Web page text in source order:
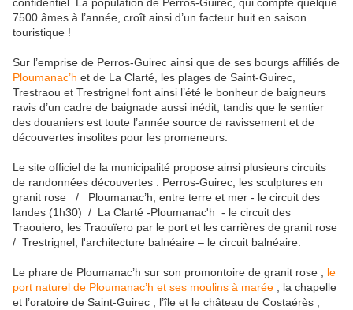
7500 âmes à l’année, croît ainsi d’un facteur huit en saison
touristique !
Sur l’emprise de Perros-Guirec ainsi que de ses bourgs affiliés de
Ploumanac’h et de La Clarté, les plages de Saint-Guirec,
Trestraou et Trestrignel font ainsi l’été le bonheur de baigneurs
ravis d’un cadre de baignade aussi inédit, tandis que le sentier
des douaniers est toute l’année source de ravissement et de
découvertes insolites pour les promeneurs.
Le site officiel de la municipalité propose ainsi plusieurs circuits
de randonnées découvertes : Perros-Guirec, les sculptures en
granit rose / Ploumanac’h, entre terre et mer - le circuit des
landes (1h30) / La Clarté -Ploumanac'h - le circuit des
Traouiero, les Traouïero par le port et les carrières de granit rose
/ Trestrignel, l'architecture balnéaire – le circuit balnéaire.
Le phare de Ploumanac’h sur son promontoire de granit rose ; le
port naturel de Ploumanac’h et ses moulins à marée ; la chapelle
et l’oratoire de Saint-Guirec ; l’île et le château de Costaérès ;